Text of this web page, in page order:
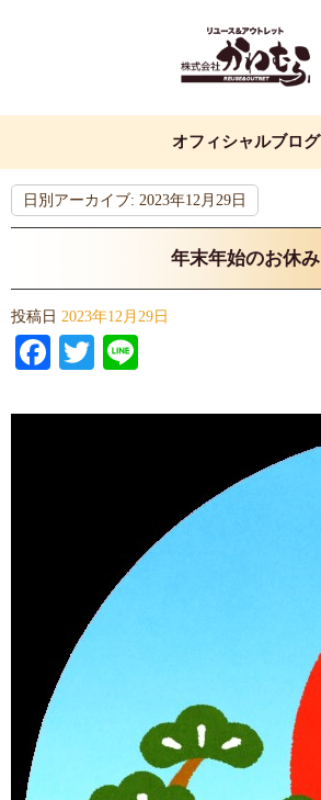
オフィシャルブログ
日別アーカイブ: 2023年12月29日
年末年始のお休み
投稿日 2023年12月29日
Facebook
Twitter